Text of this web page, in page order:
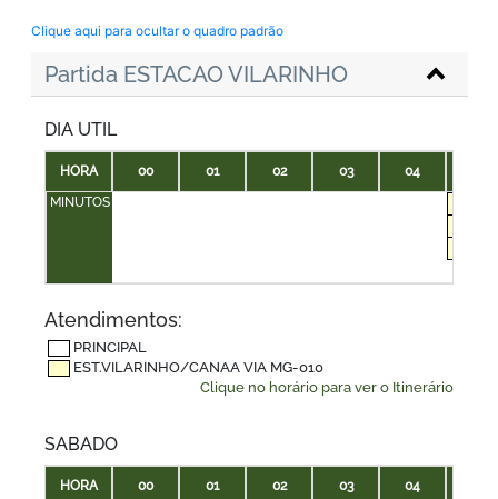
Clique aqui para ocultar o quadro padrão
Partida ESTACAO VILARINHO
DIA UTIL
HORA 00 01 02 03 04
MINUTOS
Atendimentos:
PRINCIPAL
EST.VILARINHO/CANAA VIA MG-010
Clique no horário para ver o Itinerário
SABADO
HORA 00 01 02 03 04